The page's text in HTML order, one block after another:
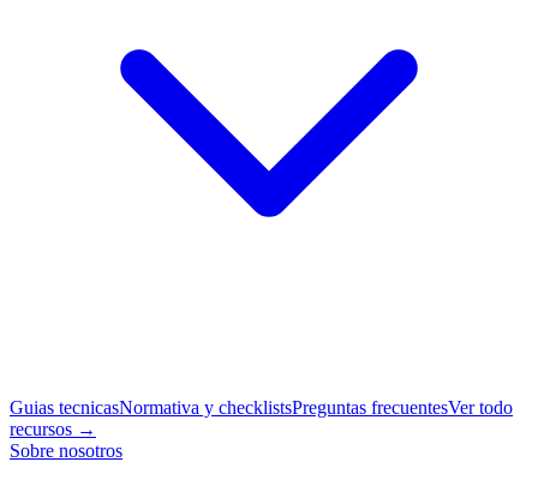
Guias tecnicasNormativa y checklistsPreguntas frecuentesVer todo
recursos →
Sobre nosotros